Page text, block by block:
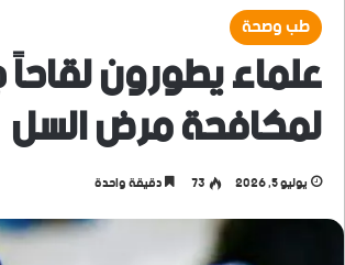
طب وصحة
علماء يطورون
لمكافحة مرض السل
يوليو 5, 2026 73 دقيقة واحدة